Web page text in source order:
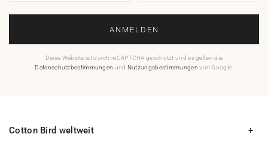
ANMELDEN
Diese Website ist durch reCAPTCHA geschützt und es gelten die
Datenschutzbestimmungen und Nutzungsbestimmungen von Google.
Cotton Bird weltweit